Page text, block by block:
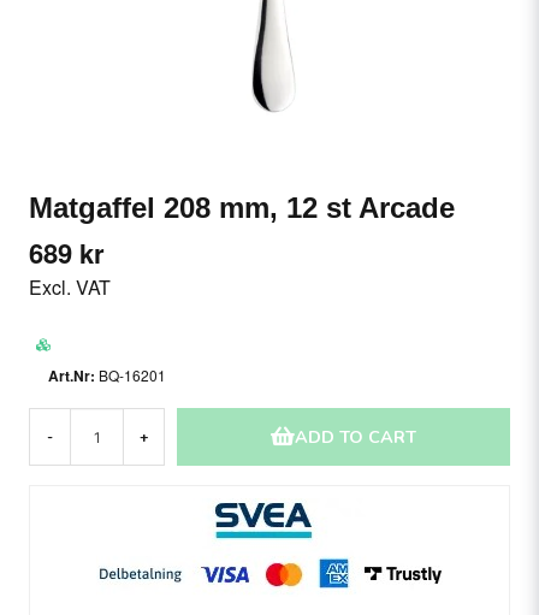
Matgaffel 208 mm, 12 st Arcade
689 kr
Excl. VAT
BQ-16201
- + ADD TO CART